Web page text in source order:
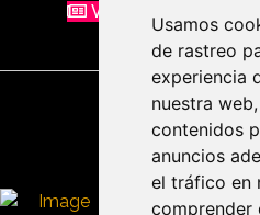
Usamos
de rastreo
experiencia
nuestra
contenidos
anuncios
el tráfico en
comprender
VER MÁS NOTICIAS